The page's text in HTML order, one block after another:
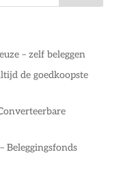
– zelf beleggen
de goedkoopste
Beleggingsfonds